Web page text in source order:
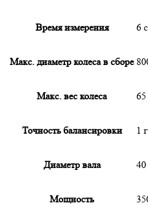
Время измерения 6 с
Макс. диаметр колеса в сборе
Макс. вес колеса 65
Точность балансировки 1 г
Диаметр вала
Мощность